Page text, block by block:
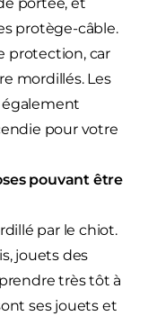
protège-câble.
protection, car
mordillés. Les
pour votre
pouvant être
par le chiot.
jouets des
très tôt à
ses jouets et